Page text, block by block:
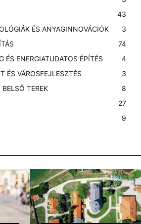
43
ÉS ANYAGINNOVÁCIÓK
3
74
ÉS ENERGIATUDATOS ÉPÍTÉS
4
ÉS VÁROSFEJLESZTÉS
3
TEREK
8
27
9